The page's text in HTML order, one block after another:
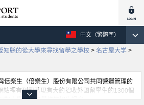
中文（繁體字）
知縣的從大學來尋找留學之學校 > 名古屋大学 >
倍楽生（倍樂生）股份有限公司共同營運管理的
站裡有刊載著現有大約招收外國留學生的1300個
期大學、專門學校的招生訊息。